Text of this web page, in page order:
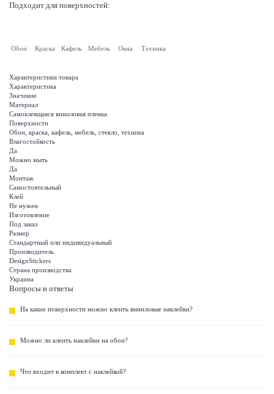
Подходит для поверхностей:
Обои Краска Кафель Мебель Окна Техника
Характеристики товара
Характеристика
Значение
Материал
Самоклеящаяся виниловая пленка
Поверхности
Обои, краска, кафель, мебель, стекло, техника
Влагостойкость
Да
Можно мыть
Да
Монтаж
Самостоятельный
Клей
Не нужен
Изготовление
Под заказ
Размер
Стандартный или индивидуальный
Производитель
DesignStickers
Страна производства
Украина
Вопросы и ответы
На какие поверхности можно клеить виниловые наклейки?
Можно ли клеить наклейки на обои?
Что входит в комплект с наклейкой?